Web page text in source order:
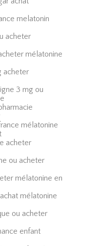
melatonin
acheter
mélatonine
acheter
3 mg ou
mélatonine
acheter
ou acheter
mélatonine en
mélatonine
ou acheter
enfant